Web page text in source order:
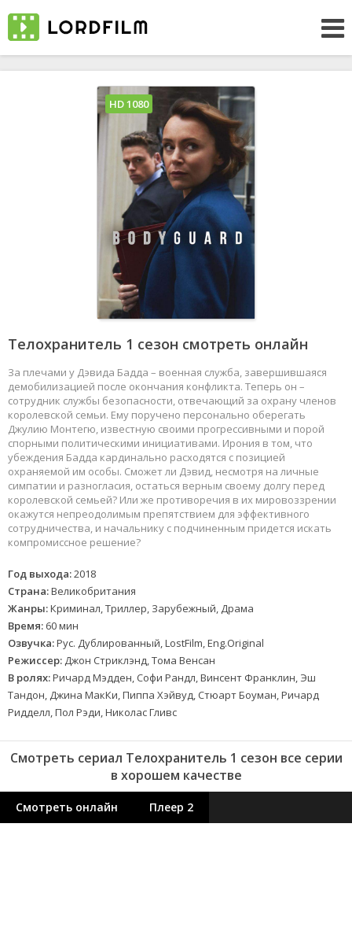
Телохранитель 1 сезон смотреть онлайн
За плечами у Дэвида Бадда – военная служба, завершившаяся
демобилизацией после окончания конфликта. Теперь он –
сотрудник службы безопасности, отвечающий за охрану членов
королевской семьи. Ему поручено персонально оберегать
Джулию Монтегю, известную своими прогрессивными и порой
спорными политическими инициативами. Ирония в том, что
убеждения Бадда кардинально расходятся с позицией
охраняемой им особы. Сможет ли Дэвид, несмотря на личные
симпатии и разногласия, остаться верным своему долгу перед
королевской семьей? Или же противоречия в их мировоззрении
окажутся непреодолимым препятствием для эффективного
сотрудничества, и начальнику с подчиненным придется искать
компромиссное решение?
Год выхода:2018
Страна:Великобритания
Жанры:Криминал, Триллер, Зарубежный, Драма
Время: 60 мин
Озвучка:Рус. Дублированный, LostFilm, Eng.Original
Режиссер: Джон Стриклэнд, Тома Венсан
В ролях:Ричард Мэдден, Софи Рандл, Винсент Франклин, Эш
Тандон, Джина МакКи, Пиппа Хэйвуд, Стюарт Боуман, Ричард
Ридделл, Пол Рэди, Николас Гливс
HD 1080
Смотреть сериал Телохранитель 1 сезон все серии
в хорошем качестве
Смотреть онлайн Плеер 2